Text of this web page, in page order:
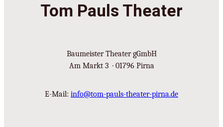
Tom Pauls Theater
Baumeister Theater gGmbH
Am Markt 3 · 01796 Pirna
E-Mail: info@tom-pauls-theater-pirna.de